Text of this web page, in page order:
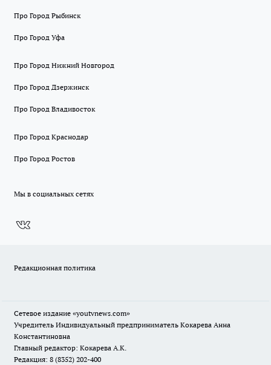
Про Город Рыбинск
Про Город Уфа
Про Город Нижний Новгород
Про Город Дзержинск
Про Город Владивосток
Про Город Краснодар
Про Город Ростов
Мы в социальных сетях
Редакционная политика
Сетевое издание «youtvnews.com»
Учредитель Индивидуальный предприниматель Кокарева Анна
Константиновна
Главный редактор: Кокарева А.К.
Редакция: 8 (8352) 202-400